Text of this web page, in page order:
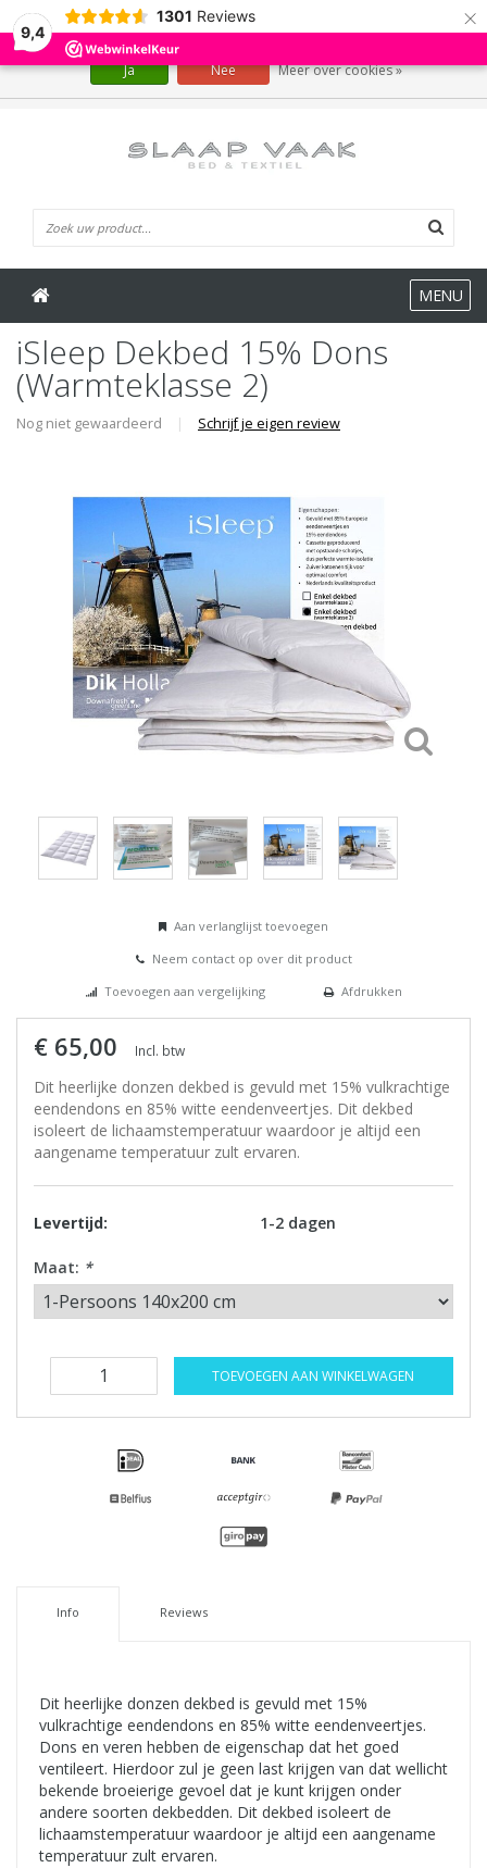
9,4
1301 Reviews ×
MENU
iSleep Dekbed 15% Dons
(Warmteklasse 2)
Nog niet gewaardeerd | Schrijf je eigen review
Aan verlanglijst toevoegen
Neem contact op over dit product
Toevoegen aan vergelijking
Afdrukken
€ 65,00 Incl. btw
Dit heerlijke donzen dekbed is gevuld met 15% vulkrachtige
eendendons en 85% witte eendenveertjes. Dit dekbed
isoleert de lichaamstemperatuur waardoor je altijd een
aangename temperatuur zult ervaren.
Levertijd: 1-2 dagen
Maat: *
TOEVOEGEN AAN WINKELWAGEN
Info Reviews
Dit heerlijke donzen dekbed is gevuld met 15%
vulkrachtige eendendons en 85% witte eendenveertjes.
Dons en veren hebben de eigenschap dat het goed
ventileert. Hierdoor zul je geen last krijgen van dat wellicht
bekende broeierige gevoel dat je kunt krijgen onder
andere soorten dekbedden. Dit dekbed isoleert de
lichaamstemperatuur waardoor je altijd een aangename
temperatuur zult ervaren.
Wij slaan cookies op om onze website te verbeteren. Is dat akkoord?
Ja Nee Meer over cookies »